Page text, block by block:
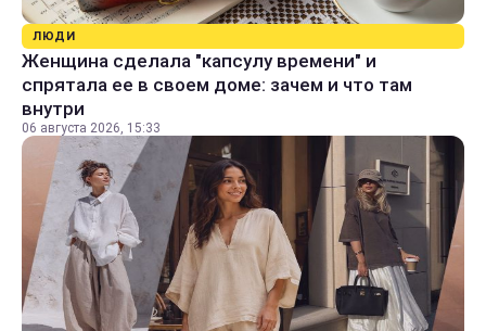
ЛЮДИ
Женщина сделала "капсулу времени" и
спрятала ее в своем доме: зачем и что там
внутри
06 августа 2026, 15:33